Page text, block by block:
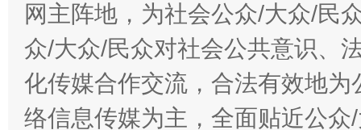
在谋一域中谋全局
今
网主阵地，为社会公众/大众/民
众/大众/民众对社会公共意识、
化传媒合作交流，合法有效地
络信息传媒为主，全面贴近公